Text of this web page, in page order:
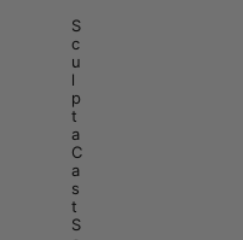
S
c
u
l
p
t
a
C
a
s
t
S